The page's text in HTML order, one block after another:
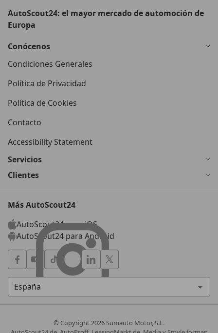
AutoScout24: el mayor mercado de automoción de
Europa
Conócenos
Condiciones Generales
Política de Privacidad
Política de Cookies
Contacto
Accessibility Statement
Servicios
Clientes
Más AutoScout24
AutoScout24 para iOS
AutoScout24 para Android
© Copyright2026 Sumauto Motor, S.L.